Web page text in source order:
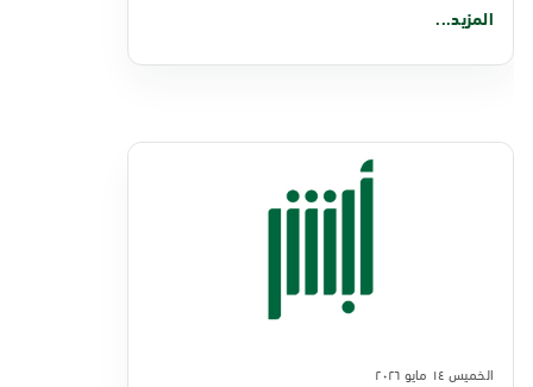
المزيد...
الخميس ١٤ مايو ٢٠٢٦